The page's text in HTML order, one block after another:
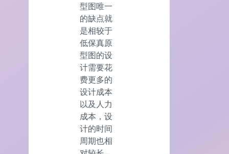
型图唯一
的缺点就
是相较于
低保真原
型图的设
计需要花
费更多的
设计成本
以及人力
成本，设
计的时间
周期也相